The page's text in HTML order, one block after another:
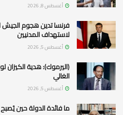
أغسطس 8, 2026
فرنسا تدين هجوم الجيش
لاستهداف المدنيين
أغسطس 5, 2026
(اليرموك): هدية الكيزان
الغالي
أغسطس 5, 2026
ما فائدة الدولة حين